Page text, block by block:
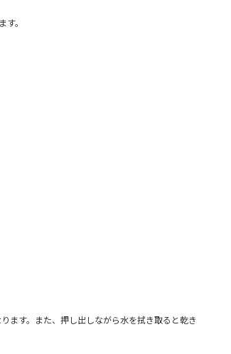
。
ます。また、押し出しながら水を拭き取ると乾き